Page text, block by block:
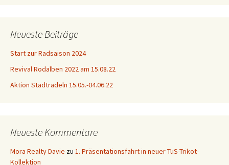
Neueste Beiträge
Start zur Radsaison 2024
Revival Rodalben 2022 am 15.08.22
Aktion Stadtradeln 15.05.-04.06.22
Neueste Kommentare
Mora Realty Davie zu 1. Präsentationsfahrt in neuer TuS-Trikot-
Kollektion